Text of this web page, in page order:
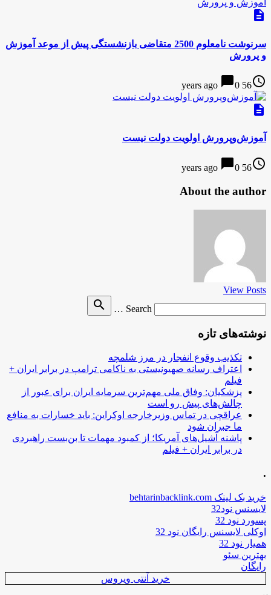
description
سرنوشت نامعلوم 2500 متقاضی بازنشستگی پیش از موعد آموزش
و پرورش
access_time
56 years ago
chat_bubble0
description
آموزش‌وپرورش اولویت دولت نیست
access_time
56 years ago
chat_bubble0
About the author
View Posts
Search …
search
نوشته‌های تازه
تکذیب وقوع انفجار در مرز شلمچه
اعتراف رسانه صهیونیستی به ناکامی ترامپ در برابر ایران +
فیلم
پزشکیان: وفاق ملی مهم‌ترین سرمایه ایران برای عبور از
چالش‌های پیش رو است
عراقچی در تماس وزیرخارجه اوکراین: باید خسارات به منافع
ما جبران شود
پاشنه آشیل‌های آمریکا؛ از کمبود مهمات تا بن‌بست راهبردی
در برابر ایران + فیلم
.
خرید بک لینک behtarinbacklink.com
لایسنس نود32
پسورد نود 32
اوکلی لایسنس رایگان نود 32
همیار نود 32
بهترین سئو
رایگان
خرید آنتی ویروس